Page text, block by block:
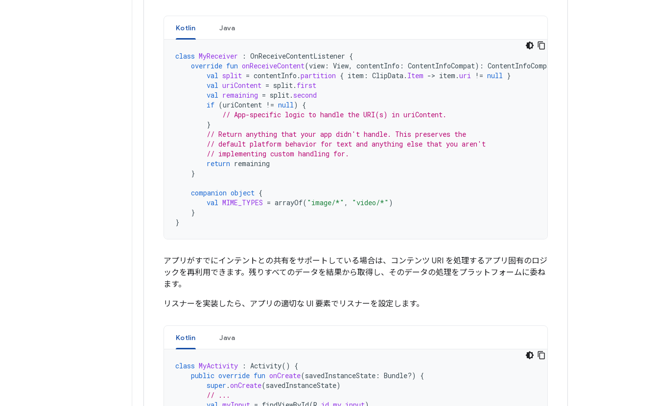
Kotlin Java
class MyReceiver : OnReceiveContentListener {
override fun onReceiveContent(view : View, contentInfo : ContentInfoCompat): ContentInfoCompat
val split = contentInfo .partition { item : ClipData. Item -> item .uri != null }
val uriContent = split. first
val remaining = split. second
if (uriContent != null)
{
// App-specific logic to handle the URI(s) in uriContent.
}
// Return anything that your app didn't handle. This preserves the
// default platform behavior for text and anything else that you aren't
// implementing custom handling for.
return remaining
}
companion object {
val MIME_TYPES = arrayOf( "image/*" , "video/*" )
}
}
アプリがすでにインテントとの共有をサポートしている場合は、コンテンツ URI を処理するアプリ固有のロジ
ックを再利用できます。残りすべてのデータを結果から取得し、そのデータの処理をプラットフォームに委ね
ます。
リスナーを実装したら、アプリの適切な UI 要素でリスナーを設定します。
Kotlin Java
class MyActivity : Activity()
{
public override fun onCreate(savedInstanceState : Bundle?)
{
super .onCreate(savedInstanceState)
// ...